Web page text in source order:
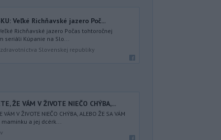
Veľké Richňavské jazero Poč...
Veľké Richňavské jazero Počas tohtoročnej
seriáli Kúpanie na Slo...
Slovenskej republiky
ŽE VÁM V ŽIVOTE NIEČO CHÝBA,...
V ŽIVOTE NIEČO CHÝBA, ALEBO ŽE SA VÁM
a jej dcérk...